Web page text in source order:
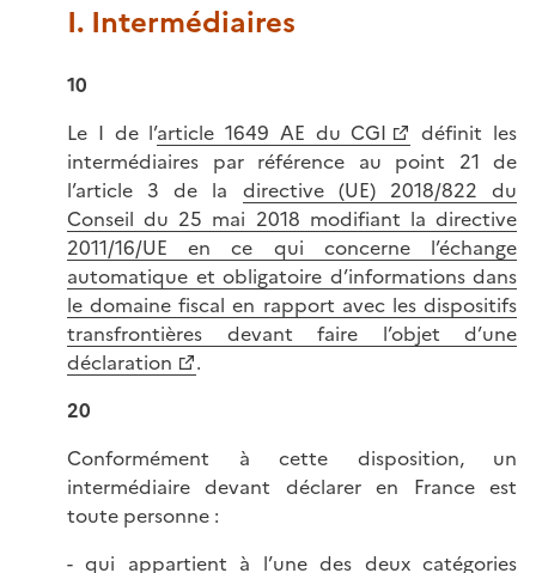
I. Intermédiaires
10
Le I de l’article 1649 AE du CGI
définit les
intermédiaires par référence au point 21 de
l’article 3 de la directive (UE) 2018/822 du
Conseil du 25 mai 2018 modifiant la directive
2011/16/UE en ce qui concerne l’échange
automatique et obligatoire d’informations dans
le domaine fiscal en rapport avec les dispositifs
transfrontières devant faire l’objet d’une
déclaration
.
20
Conformément à cette disposition, un
intermédiaire devant déclarer en France est
toute personne :
- qui appartient à l’une des deux catégories